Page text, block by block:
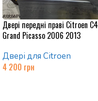
Двері передні праві Citroen C4
Grand Picasso 2006 2013
Двері для Citroen
4 200 грн